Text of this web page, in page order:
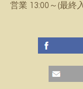
営業 13:00～(最終